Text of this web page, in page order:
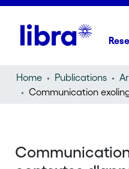
Home Publications